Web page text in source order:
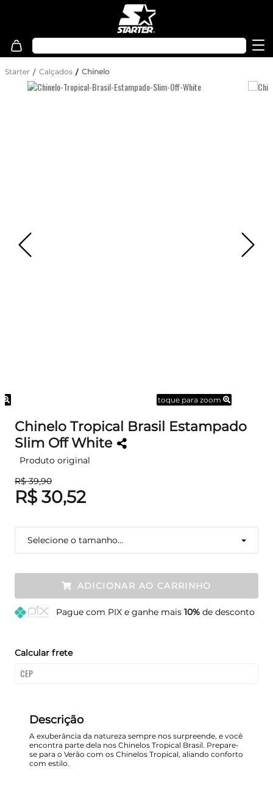
Starter Calçados Chinelo
toque para zoom
Chinelo Tropical Brasil Estampado
Slim Off White
Produto original
R$ 39,90
R$ 30,52
Selecione o tamanho...
ADICIONAR AO CARRINHO
Pague com PIX e ganhe mais 10%de desconto
Calcular frete
Descrição
A exuberância da natureza sempre nos surpreende, e você
encontra parte dela nos Chinelos Tropical Brasil. Prepare-
se para o Verão com os Chinelos Tropical, aliando conforto
com estilo.